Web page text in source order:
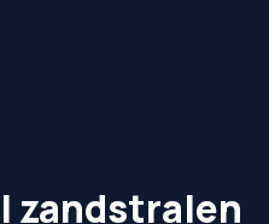
zandstralen